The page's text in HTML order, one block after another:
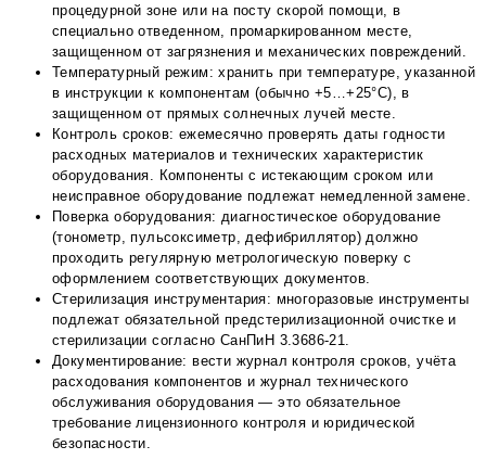
процедурной зоне или на посту скорой помощи, в
специально отведенном, промаркированном месте,
защищенном от загрязнения и механических повреждений.
Температурный режим: хранить при температуре, указанной
в инструкции к компонентам (обычно +5…+25°С), в
защищенном от прямых солнечных лучей месте.
Контроль сроков: ежемесячно проверять даты годности
расходных материалов и технических характеристик
оборудования. Компоненты с истекающим сроком или
неисправное оборудование подлежат немедленной замене.
Поверка оборудования: диагностическое оборудование
(тонометр, пульсоксиметр, дефибриллятор) должно
проходить регулярную метрологическую поверку с
оформлением соответствующих документов.
Стерилизация инструментария: многоразовые инструменты
подлежат обязательной предстерилизационной очистке и
стерилизации согласно СанПиН 3.3686-21.
Документирование: вести журнал контроля сроков, учёта
расходования компонентов и журнал технического
обслуживания оборудования — это обязательное
требование лицензионного контроля и юридической
безопасности.